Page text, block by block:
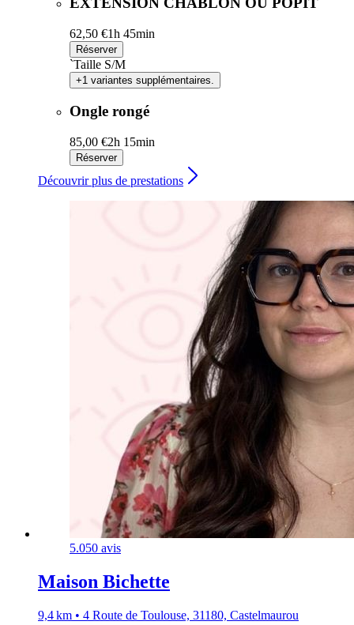
62,50 €1h 45min
Réserver
`Taille S/M
+1 variantes supplémentaires.
Ongle rongé
85,00 €2h 15min
Réserver
Découvrir plus de prestations
5.050 avis
Maison Bichette
9,4 km • 4 Route de Toulouse, 31180, Castelmaurou